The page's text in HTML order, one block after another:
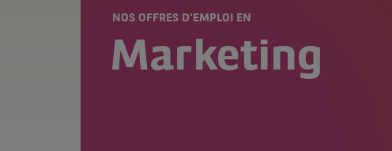
NOS OFFRES D'EMPLOI EN
Marketing